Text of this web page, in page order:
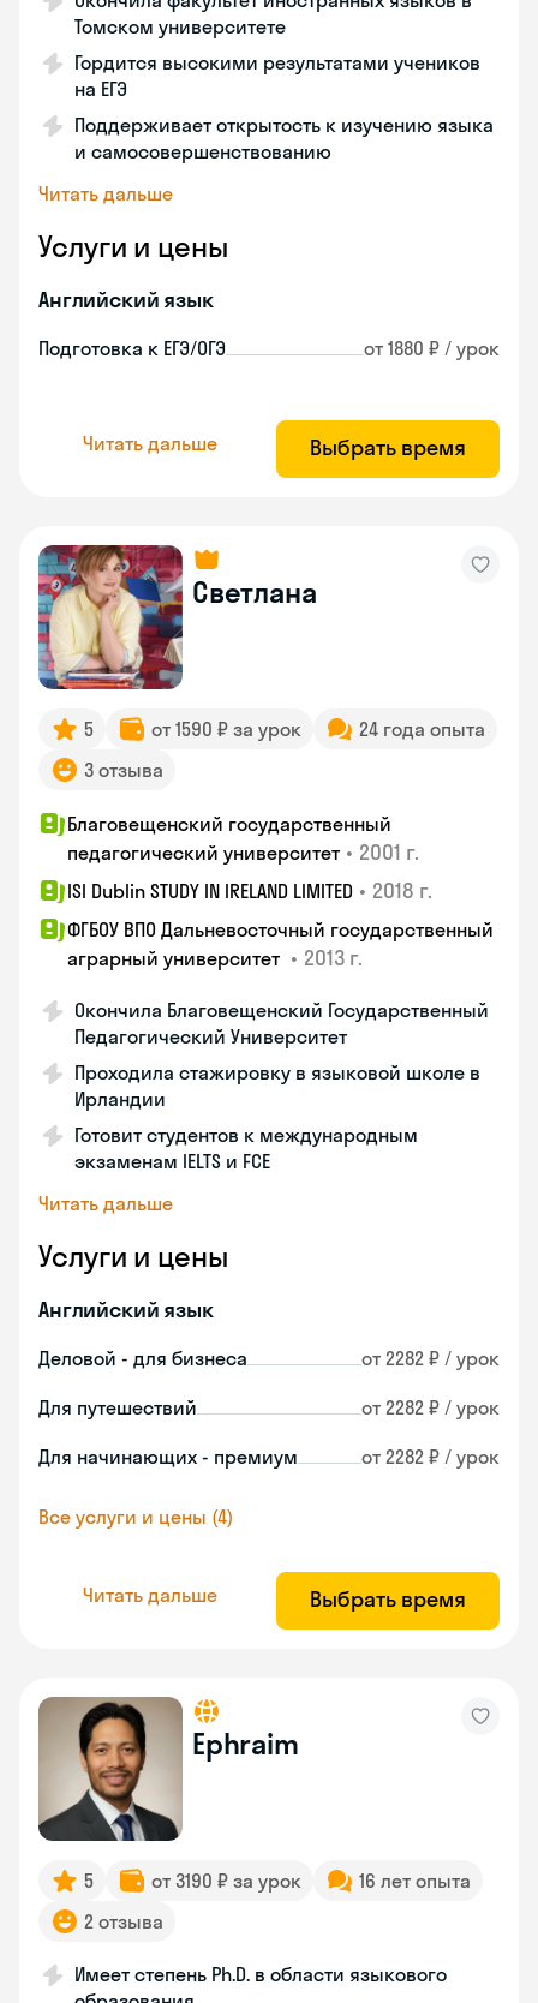
Томском университете
Гордится высокими результатами учеников
на ЕГЭ
Поддерживает открытость к изучению языка
и самосовершенствованию
Читать дальше
Услуги и цены
Английский язык
Подготовка к ЕГЭ/ОГЭ от 1880 ₽ / урок
Читать дальше Выбрать время
Светлана
5 от 1590 ₽ за урок
24 года опыта
3 отзыва
Благовещенский государственный
педагогический университет • 2001 г.
ISI Dublin STUDY IN IRELAND LIMITED • 2018 г.
ФГБОУ ВПО Дальневосточный государственный
аграрный университет • 2013 г.
Окончила Благовещенский Государственный
Педагогический Университет
Проходила стажировку в языковой школе в
Ирландии
Готовит студентов к международным
экзаменам IELTS и FCE
Читать дальше
Услуги и цены
Английский язык
Деловой - для бизнеса от 2282 ₽ / урок
Для путешествий от 2282 ₽ / урок
Для начинающих - премиум от 2282 ₽ / урок
Все услуги и цены (4)
Читать дальше Выбрать время
Ephraim
5 от 3190 ₽ за урок
16 лет опыта
2 отзыва
Имеет степень Ph.D. в области языкового